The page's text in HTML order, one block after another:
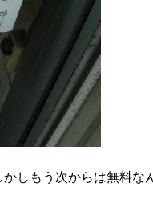
しもう次からは無料な